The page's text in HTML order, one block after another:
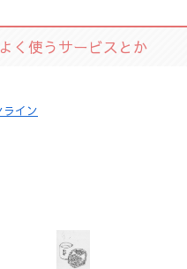
よく使うサービスとか